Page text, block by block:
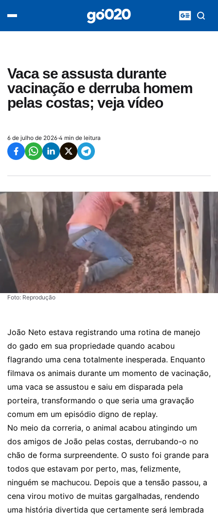
Vaca se assusta durante
vacinação e derruba homem
pelas costas; veja vídeo
6 de julho de 2026·4 min de leitura
Foto: Reprodução
João Neto estava registrando uma rotina de manejo
do gado em sua propriedade quando acabou
flagrando uma cena totalmente inesperada. Enquanto
filmava os animais durante um momento de vacinação,
uma vaca se assustou e saiu em disparada pela
porteira, transformando o que seria uma gravação
comum em um episódio digno de replay.
No meio da correria, o animal acabou atingindo um
dos amigos de João pelas costas, derrubando-o no
chão de forma surpreendente. O susto foi grande para
todos que estavam por perto, mas, felizmente,
ninguém se machucou. Depois que a tensão passou, a
cena virou motivo de muitas gargalhadas, rendendo
uma história divertida que certamente será lembrada
acontece agora
entretenimento
vídeos
pod020